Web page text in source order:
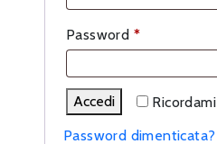
Password *Richiesto
Ricordami
Accedi
Password dimenticata?